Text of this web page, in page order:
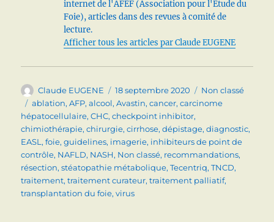
internet de l'AFEF (Association pour l'Etude du
Foie), articles dans des revues à comité de
lecture.
Afficher tous les articles par Claude EUGENE
Auteur
Claude EUGENE
Publié
le
18 septembre 2020 Catégories
Non classé
Étiquettes
ablation,AFP,alcool,Avastin,cancer,carcinome
hépatocellulaire,CHC,checkpoint inhibitor,
chimiothérapie,chirurgie,cirrhose,dépistage,diagnostic,
EASL ,foie,guidelines, imagerie, inhibiteurs de point de
contrôle, NAFLD, NASH, Non classé, recommandations,
résection,stéatopathie métabolique,Tecentriq,TNCD,
traitement,traitement curateur,traitement palliatif,
transplantation du foie,virus